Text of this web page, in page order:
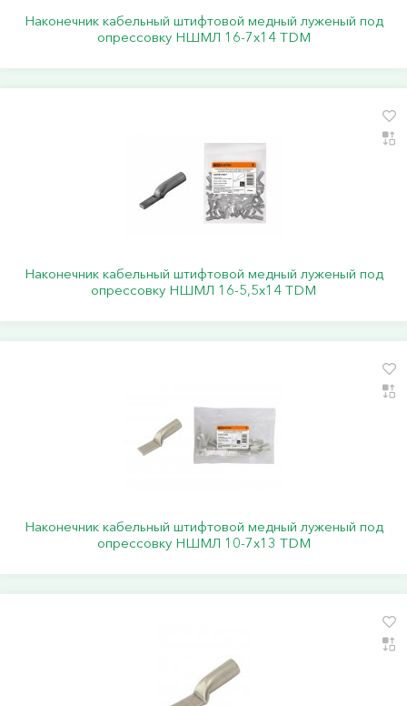
Наконечник кабельный штифтовой медный луженый под
опрессовку НШМЛ 16-7x14 TDM
Наконечник кабельный штифтовой медный луженый под
опрессовку НШМЛ 16-5,5х14 TDM
Наконечник кабельный штифтовой медный луженый под
опрессовку НШМЛ 10-7x13 TDM